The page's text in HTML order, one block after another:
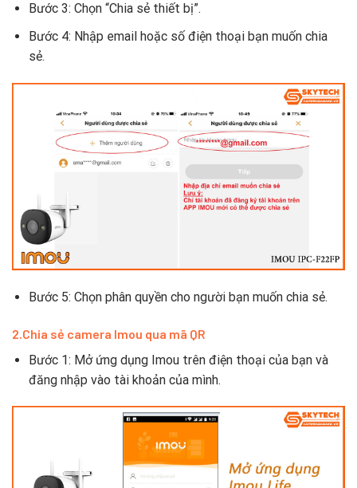
Bước 3: Chọn “Chia sẻ thiết bị”.
Bước 4: Nhập email hoặc số điện thoại bạn muốn chia
sẻ.
Bước 5: Chọn phân quyền cho người bạn muốn chia sẻ.
2.Chia sẻ camera Imou qua mã QR
Bước 1: Mở ứng dụng Imou trên điện thoại của bạn và
đăng nhập vào tài khoản của mình.